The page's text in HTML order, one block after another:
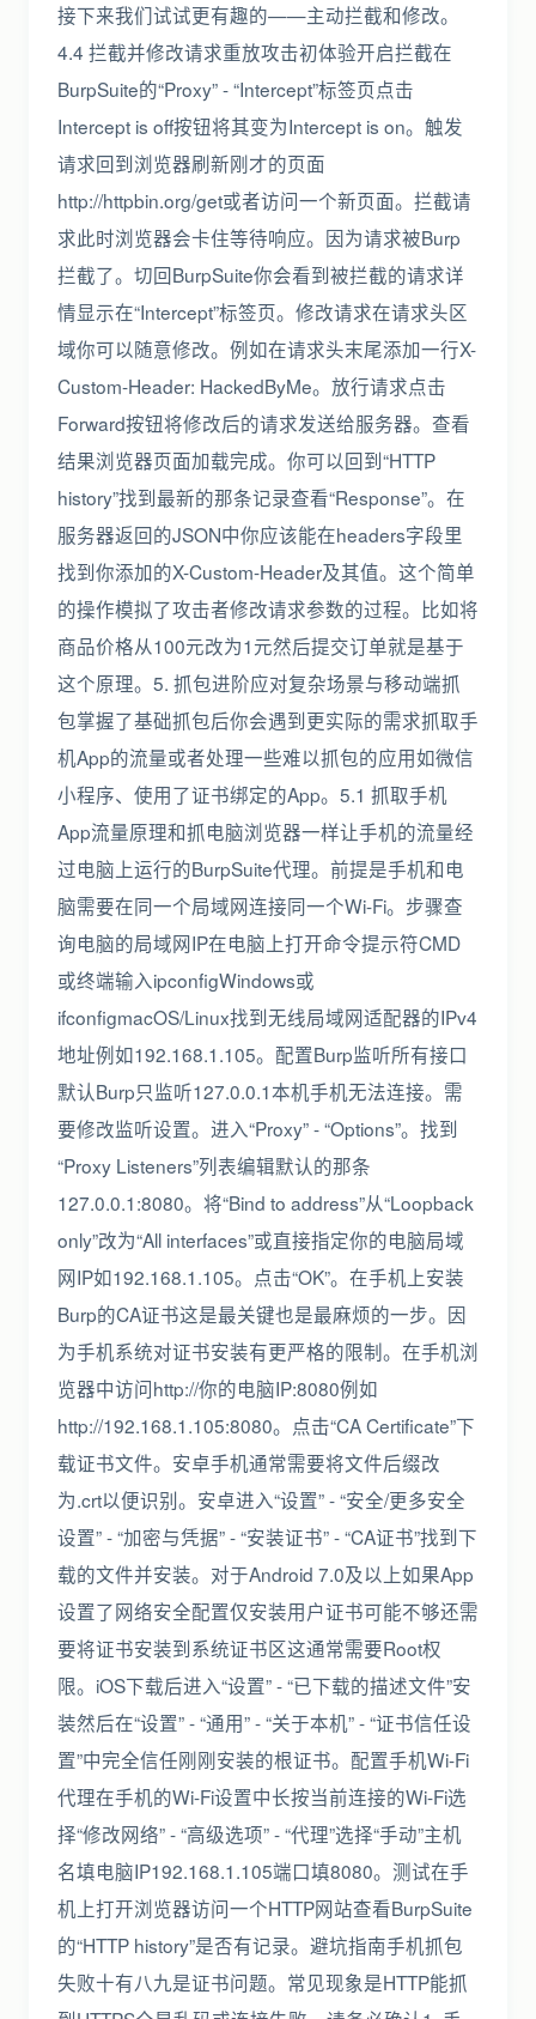
接下来我们试试更有趣的——主动拦截和修改。
4.4 拦截并修改请求重放攻击初体验开启拦截在
BurpSuite的“Proxy” - “Intercept”标签页点击
Intercept is off按钮将其变为Intercept is on。触发
请求回到浏览器刷新刚才的页面
http://httpbin.org/get或者访问一个新页面。拦截请
求此时浏览器会卡住等待响应。因为请求被Burp
拦截了。切回BurpSuite你会看到被拦截的请求详
情显示在“Intercept”标签页。修改请求在请求头区
域你可以随意修改。例如在请求头末尾添加一行X-
Custom-Header: HackedByMe。放行请求点击
Forward按钮将修改后的请求发送给服务器。查看
结果浏览器页面加载完成。你可以回到“HTTP
history”找到最新的那条记录查看“Response”。在
服务器返回的JSON中你应该能在headers字段里
找到你添加的X-Custom-Header及其值。这个简单
的操作模拟了攻击者修改请求参数的过程。比如将
商品价格从100元改为1元然后提交订单就是基于
这个原理。5. 抓包进阶应对复杂场景与移动端抓
包掌握了基础抓包后你会遇到更实际的需求抓取手
机App的流量或者处理一些难以抓包的应用如微信
小程序、使用了证书绑定的App。5.1 抓取手机
App流量原理和抓电脑浏览器一样让手机的流量经
过电脑上运行的BurpSuite代理。前提是手机和电
脑需要在同一个局域网连接同一个Wi-Fi。步骤查
询电脑的局域网IP在电脑上打开命令提示符CMD
或终端输入ipconfigWindows或
ifconfigmacOS/Linux找到无线局域网适配器的IPv4
地址例如192.168.1.105。配置Burp监听所有接口
默认Burp只监听127.0.0.1本机手机无法连接。需
要修改监听设置。进入“Proxy” - “Options”。找到
“Proxy Listeners”列表编辑默认的那条
127.0.0.1:8080。将“Bind to address”从“Loopback
only”改为“All interfaces”或直接指定你的电脑局域
网IP如192.168.1.105。点击“OK”。在手机上安装
Burp的CA证书这是最关键也是最麻烦的一步。因
为手机系统对证书安装有更严格的限制。在手机浏
览器中访问http://你的电脑IP:8080例如
http://192.168.1.105:8080。点击“CA Certificate”下
载证书文件。安卓手机通常需要将文件后缀改
为.crt以便识别。安卓进入“设置” - “安全/更多安全
设置” - “加密与凭据” - “安装证书” - “CA证书”找到下
载的文件并安装。对于Android 7.0及以上如果App
设置了网络安全配置仅安装用户证书可能不够还需
要将证书安装到系统证书区这通常需要Root权
限。iOS下载后进入“设置” - “已下载的描述文件”安
装然后在“设置” - “通用” - “关于本机” - “证书信任设
置”中完全信任刚刚安装的根证书。配置手机Wi-Fi
代理在手机的Wi-Fi设置中长按当前连接的Wi-Fi选
择“修改网络” - “高级选项” - “代理”选择“手动”主机
名填电脑IP192.168.1.105端口填8080。测试在手
机上打开浏览器访问一个HTTP网站查看BurpSuite
的“HTTP history”是否有记录。避坑指南手机抓包
失败十有八九是证书问题。常见现象是HTTP能抓